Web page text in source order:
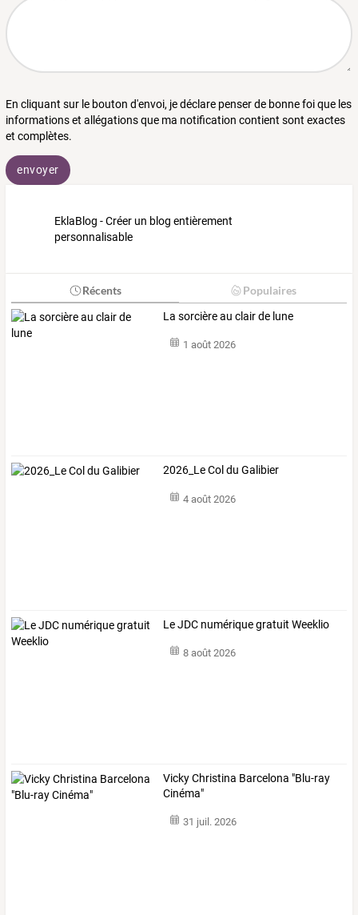
En cliquant sur le bouton d'envoi, je déclare penser de bonne foi que les
informations et allégations que ma notification contient sont exactes
et complètes.
envoyer
EklaBlog - Créer un blog entièrement
personnalisable
Récents Populaires
La sorcière au clair de lune
1 août 2026
2026_Le Col du Galibier
4 août 2026
Le JDC numérique gratuit Weeklio
8 août 2026
Vicky Christina Barcelona "Blu-ray
Cinéma"
31 juil. 2026